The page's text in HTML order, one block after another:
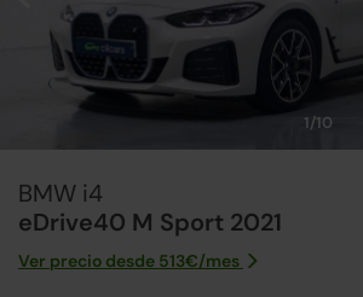
1/10
BMW i4
eDrive40 M Sport 2021
Ver precio desde 513€/mes